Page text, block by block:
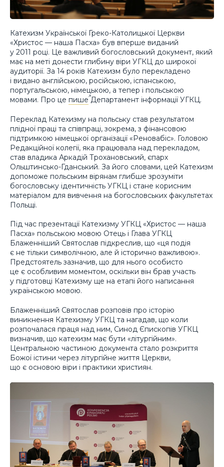
Катехизм Української Греко-Католицької Церкви
«Христос — наша Пасха» був вперше виданий
у 2011 році. Це важливий богословський документ, який
має на меті донести глибину віри УГКЦ до широкої
аудиторії. За 14 років Катехизм було перекладено
і видано англійською, російською, іспанською,
португальською, німецькою, а тепер і польською
мовами. Про це пишеДепартамент інформації УГКЦ.
Переклад Катехизму на польську став результатом
плідної праці та співпраці, зокрема, з фінансовою
підтримкою німецької організації «Реновабіс». Головою
Редакційної колегії, яка працювала над перекладом,
став владика Аркадій Трохановський, єпарх
Ольштинсько-Гданський. За його словами, цей Катехизм
допоможе польським вірянам глибше зрозуміти
богословську ідентичність УГКЦ і стане корисним
матеріалом для вивчення на богословських факультетах
Польщі.
Під час презентації Катехизму УГКЦ «Христос — наша
Пасха» польською мовою Отець і Глава УГКЦ
Блаженніший Святослав підкреслив, що «ця подія
є не тільки символічною, але й історично важливою».
Предстоятель зазначив, що для нього особисто
це є особливим моментом, оскільки він брав участь
у підготовці Катехизму ще на етапі його написання
українською мовою.
Блаженніший Святослав розповів про історію
виникнення Катехизму УГКЦ та нагадав, що коли
розпочалася праця над ним, Синод Єпископів УГКЦ
визначив, що катехизм має бути «літургійним».
Центральною частиною документа стало розкриття
Божої істини через літургійне життя Церкви,
що є основою віри і практики християн.